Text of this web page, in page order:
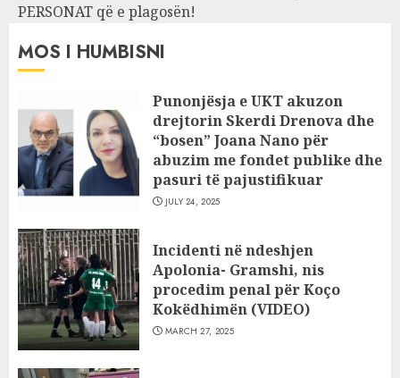
PERSONAT që e plagosën!
MOS I HUMBISNI
Punonjësja e UKT akuzon
drejtorin Skerdi Drenova dhe
“bosen” Joana Nano për
abuzim me fondet publike dhe
pasuri të pajustifikuar
JULY 24, 2025
Incidenti në ndeshjen
Apolonia- Gramshi, nis
procedim penal për Koço
Kokëdhimën (VIDEO)
MARCH 27, 2025